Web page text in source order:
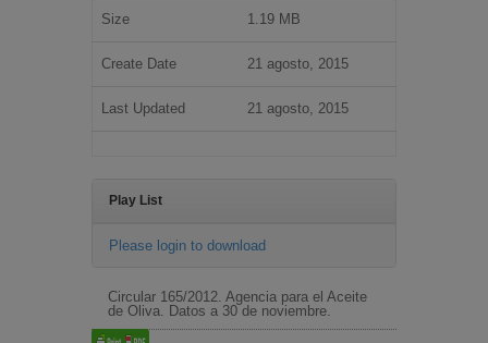
Size 1.19 MB
Create Date 21 agosto, 2015
Last Updated 21 agosto, 2015
Play List
Please login to download
Circular 165/2012. Agencia para el Aceite
de Oliva. Datos a 30 de noviembre.